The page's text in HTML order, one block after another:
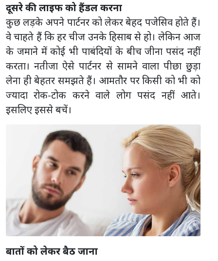
दूसरे की लाइफ को हैंडल करना
कुछ लड़के अपने पार्टनर को लेकर बेहद पजेसिव होते हैं।
वे चाहते हैं कि हर चीज उनके हिसाब से हो। लेकिन आज
के जमाने में कोई भी पाबंदियों के बीच जीना पसंद नहीं
करता। नतीजा ऐसे पार्टनर से सामने वाला पीछा छुड़ा
लेना ही बेहतर समझते हैं। आमतौर पर किसी को भी को
ज्यादा रोक-टोक करने वाले लोग पसंद नहीं आते।
इसलिए इससे बचें।
बातों को लेकर बैठ जाना